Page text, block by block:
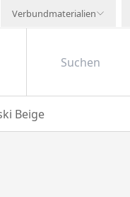
Verbundmaterialien
Beige